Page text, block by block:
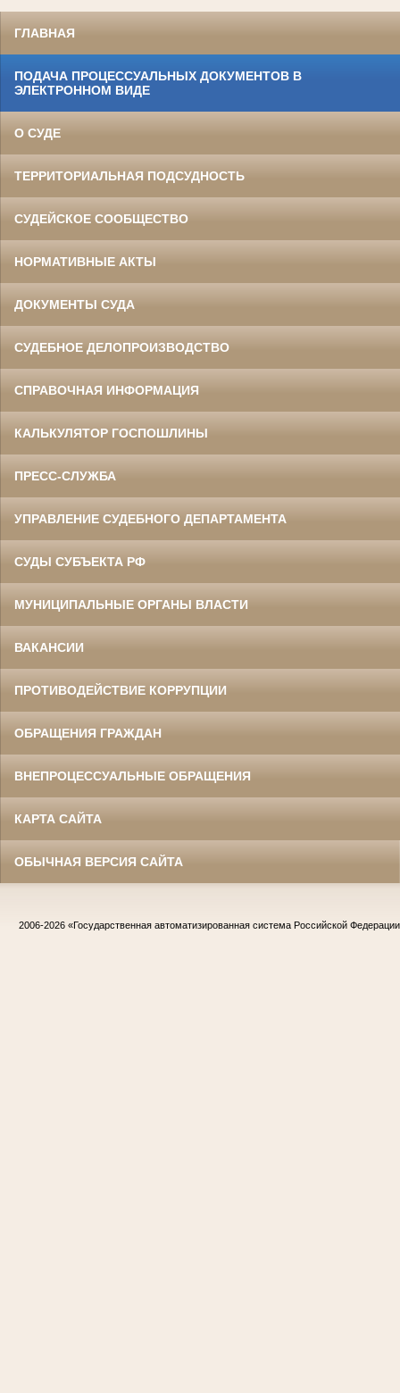
ГЛАВНАЯ
ПОДАЧА ПРОЦЕССУАЛЬНЫХ ДОКУМЕНТОВ В
ЭЛЕКТРОННОМ ВИДЕ
О СУДЕ
ТЕРРИТОРИАЛЬНАЯ ПОДСУДНОСТЬ
СУДЕЙСКОЕ СООБЩЕСТВО
НОРМАТИВНЫЕ АКТЫ
ДОКУМЕНТЫ СУДА
СУДЕБНОЕ ДЕЛОПРОИЗВОДСТВО
СПРАВОЧНАЯ ИНФОРМАЦИЯ
КАЛЬКУЛЯТОР ГОСПОШЛИНЫ
ПРЕСС-СЛУЖБА
УПРАВЛЕНИЕ СУДЕБНОГО ДЕПАРТАМЕНТА
СУДЫ СУБЪЕКТА РФ
МУНИЦИПАЛЬНЫЕ ОРГАНЫ ВЛАСТИ
ВАКАНСИИ
ПРОТИВОДЕЙСТВИЕ КОРРУПЦИИ
ОБРАЩЕНИЯ ГРАЖДАН
ВНЕПРОЦЕССУАЛЬНЫЕ ОБРАЩЕНИЯ
КАРТА САЙТА
ОБЫЧНАЯ ВЕРСИЯ САЙТА
2006-2026 «Государственная автоматизированная система Российской